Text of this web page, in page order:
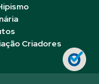
Criadores